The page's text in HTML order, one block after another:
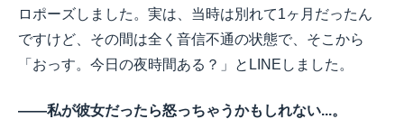
ロポーズしました。実は、当時は別れて1ヶ月だったん
ですけど、その間は全く音信不通の状態で、そこから
「おっす。今日の夜時間ある？」とLINEしました。
――私が彼女だったら怒っちゃうかもしれない...。